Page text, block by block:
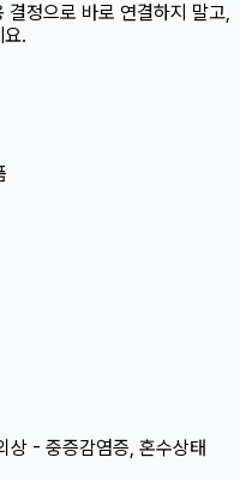
정으로 바로 연결하지 말고,
.
상 - 중증감염증, 혼수상태